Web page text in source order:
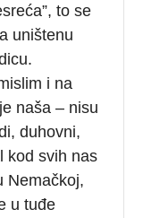
to se
uništenu
i na
naša – nisu
duhovni,
kod svih nas
Nemačkoj,
u tuđe